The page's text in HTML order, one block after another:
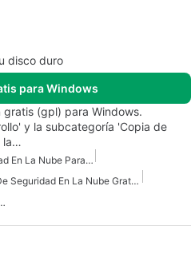
disco duro
para Windows
gratis (gpl) para Windows.
y la subcategoría 'Copia de
la…
Copia De Seguridad En La Nube Para Windows
Copia De Seguridad En La Nube Gratuita Para Windows
La Nube Gratuita